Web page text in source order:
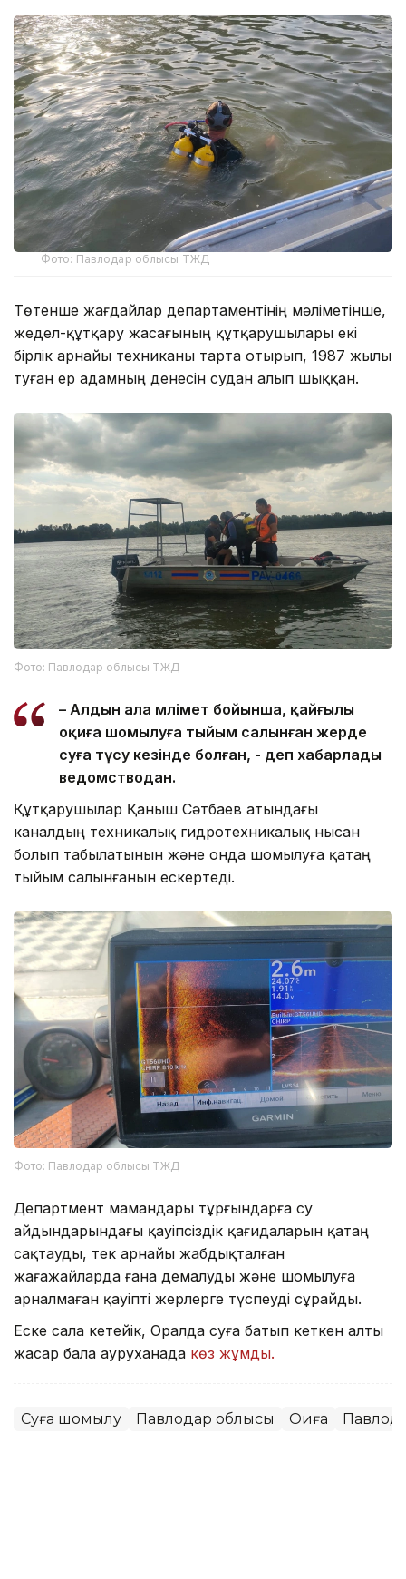
Фото: Павлодар облысы ТЖД
Төтенше жағдайлар департаментінің мәліметінше,
жедел-құтқару жасағының құтқарушылары екі
бірлік арнайы техниканы тарта отырып, 1987 жылы
туған ер адамның денесін судан алып шыққан.
Фото: Павлодар облысы ТЖД
– Алдын ала мәлімет бойынша, қайғылы
оқиға шомылуға тыйым салынған жерде
суға түсу кезінде болған, - деп хабарлады
ведомстводан.
Құтқарушылар Қаныш Сәтбаев атындағы
каналдың техникалық гидротехникалық нысан
болып табылатынын және онда шомылуға қатаң
тыйым салынғанын ескертеді.
Фото: Павлодар облысы ТЖД
Департмент мамандары тұрғындарға су
айдындарындағы қауіпсіздік қағидаларын қатаң
сақтауды, тек арнайы жабдықталған
жағажайларда ғана демалуды және шомылуға
арналмаған қауіпті жерлерге түспеуді сұрайды.
Еске сала кетейік, Оралда суға батып кеткен алты
жасар бала ауруханада көз жұмды.
Суға шомылу Павлодар облысы Оқиға